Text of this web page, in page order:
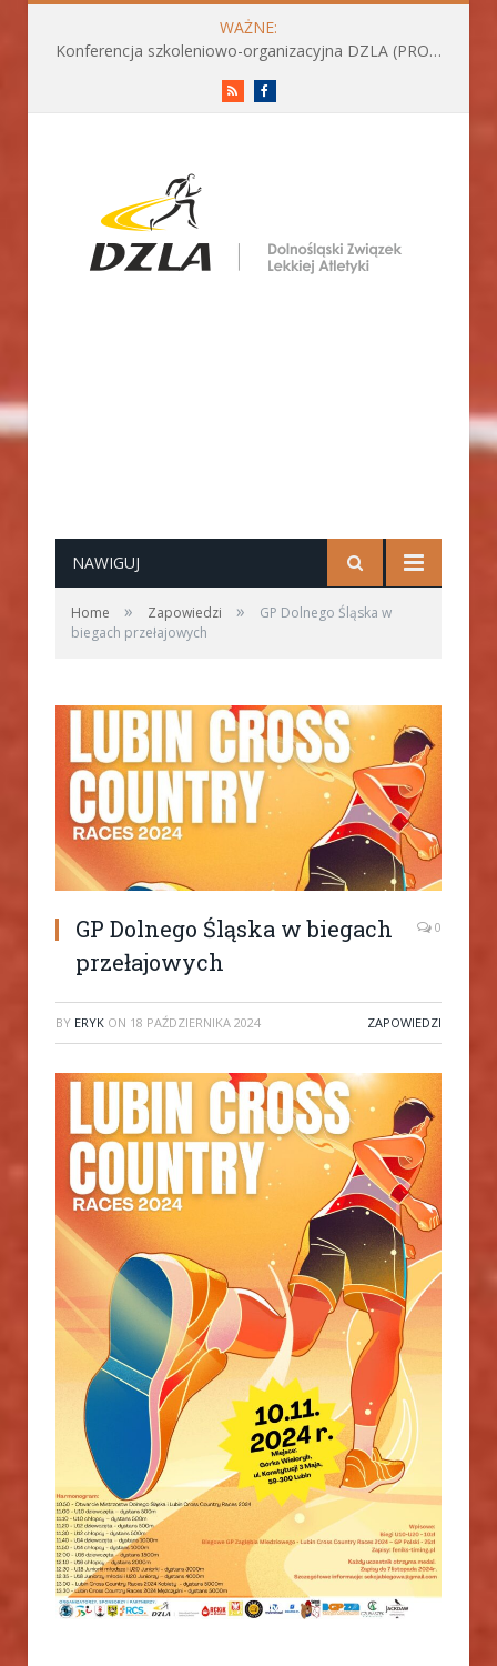
WAŻNE:
Konferencja szkoleniowo-organizacyjna DZLA (PROGRAM już do pobrania)
RSS
NAWIGUJ
Home » Zapowiedzi »
GP Dolnego Śląska w
biegach przełajowych
GP Dolnego Śląska w biegach
przełajowych
0
BY ERYK ON 18 PAŹDZIERNIKA 2024 ZAPOWIEDZI